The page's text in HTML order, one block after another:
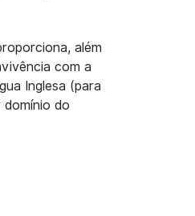
além
com a
Inglesa (para
do